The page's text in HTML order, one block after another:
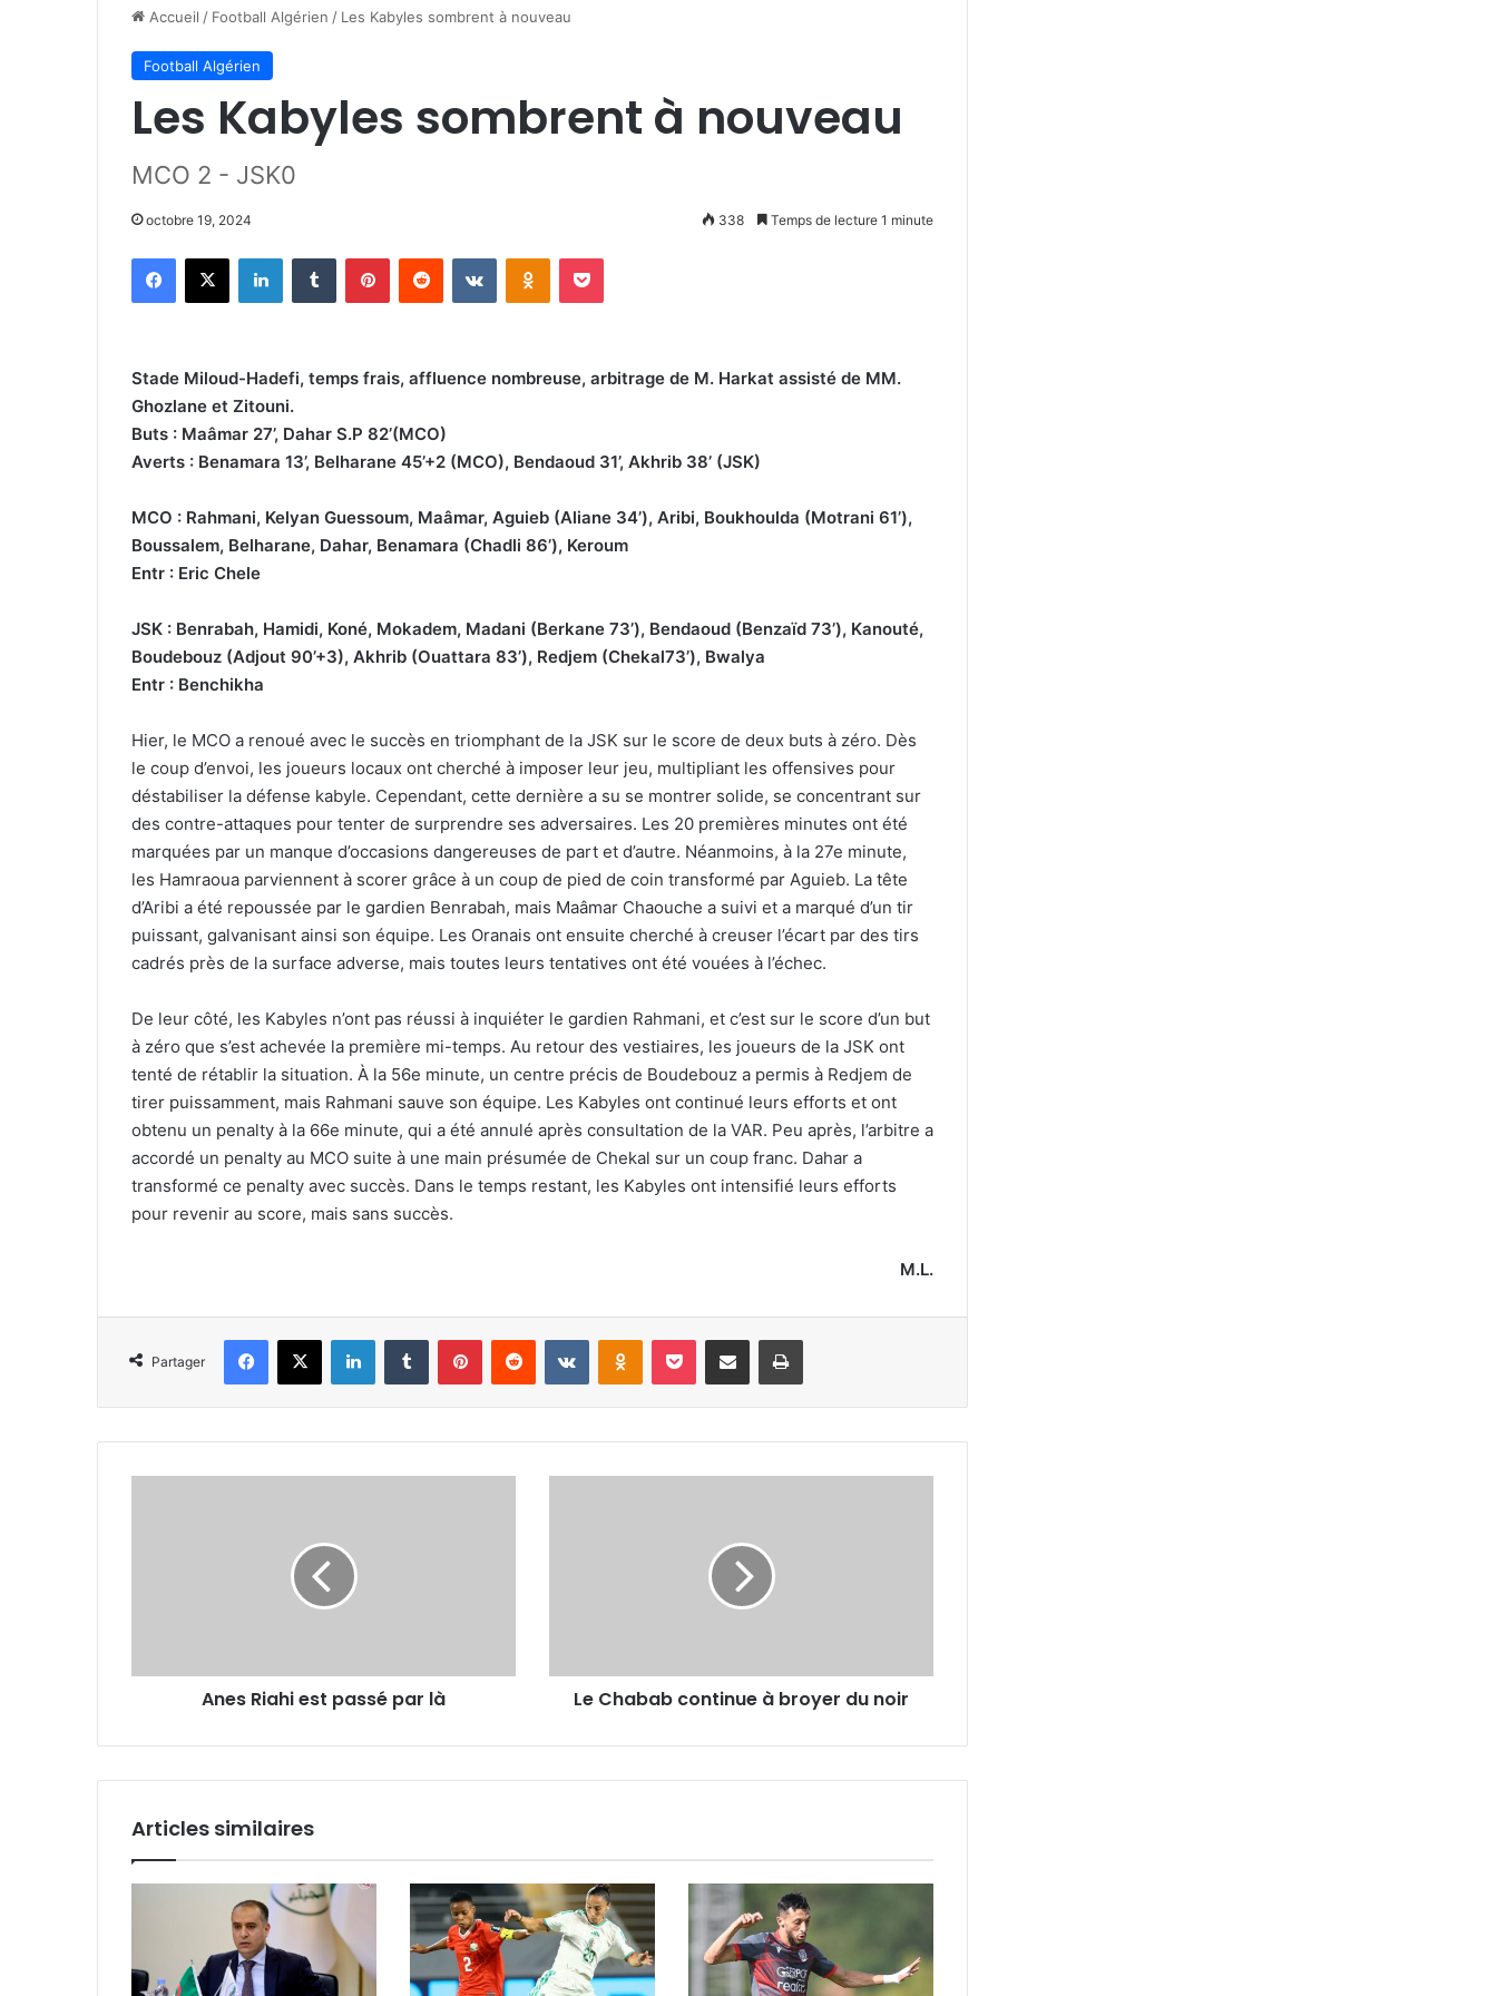
Accueil / Football Algérien / Les Kabyles sombrent à nouveau
Football Algérien
Les Kabyles sombrent à nouveau
MCO 2 - JSK0
octobre 19, 2024 338 Temps de lecture 1 minute
Facebook
X LinkedinTumblr PinterestReddit VKontakteOdnoklassniki
Pocket
Stade Miloud-Hadefi, temps frais, affluence nombreuse, arbitrage de M. Harkat assisté de MM.
Ghozlane et Zitouni.
Buts : Maâmar 27’, Dahar S.P 82’(MCO)
Averts : Benamara 13’, Belharane 45’+2 (MCO), Bendaoud 31’, Akhrib 38’ (JSK)
MCO : Rahmani, Kelyan Guessoum, Maâmar, Aguieb (Aliane 34’), Aribi, Boukhoulda (Motrani 61’),
Boussalem, Belharane, Dahar, Benamara (Chadli 86’), Keroum
Entr : Eric Chele
JSK : Benrabah, Hamidi, Koné, Mokadem, Madani (Berkane 73’), Bendaoud (Benzaïd 73’), Kanouté,
Boudebouz (Adjout 90’+3), Akhrib (Ouattara 83’), Redjem (Chekal73’), Bwalya
Entr : Benchikha
Hier, le MCO a renoué avec le succès en triomphant de la JSK sur le score de deux buts à zéro. Dès
le coup d’envoi, les joueurs locaux ont cherché à imposer leur jeu, multipliant les offensives pour
déstabiliser la défense kabyle. Cependant, cette dernière a su se montrer solide, se concentrant sur
des contre-attaques pour tenter de surprendre ses adversaires. Les 20 premières minutes ont été
marquées par un manque d’occasions dangereuses de part et d’autre. Néanmoins, à la 27e minute,
les Hamraoua parviennent à scorer grâce à un coup de pied de coin transformé par Aguieb. La tête
d’Aribi a été repoussée par le gardien Benrabah, mais Maâmar Chaouche a suivi et a marqué d’un tir
puissant, galvanisant ainsi son équipe. Les Oranais ont ensuite cherché à creuser l’écart par des tirs
cadrés près de la surface adverse, mais toutes leurs tentatives ont été vouées à l’échec.
De leur côté, les Kabyles n’ont pas réussi à inquiéter le gardien Rahmani, et c’est sur le score d’un but
à zéro que s’est achevée la première mi-temps. Au retour des vestiaires, les joueurs de la JSK ont
tenté de rétablir la situation. À la 56e minute, un centre précis de Boudebouz a permis à Redjem de
tirer puissamment, mais Rahmani sauve son équipe. Les Kabyles ont continué leurs efforts et ont
obtenu un penalty à la 66e minute, qui a été annulé après consultation de la VAR. Peu après, l’arbitre a
accordé un penalty au MCO suite à une main présumée de Chekal sur un coup franc. Dahar a
transformé ce penalty avec succès. Dans le temps restant, les Kabyles ont intensifié leurs efforts
pour revenir au score, mais sans succès.
M.L.
Partager
Facebook
X LinkedinTumblr PinterestReddit VKontakteOdnoklassniki
Pocket Partager par email Imprimer
Anes Riahi est passé par là Le Chabab continue à broyer du noir
Articles similaires